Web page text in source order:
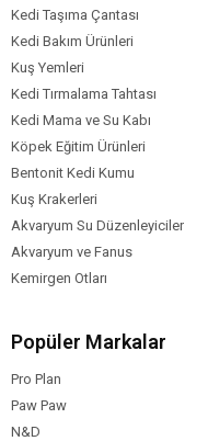
Kedi Taşıma Çantası
Kedi Bakım Ürünleri
Kuş Yemleri
Kedi Tırmalama Tahtası
Kedi Mama ve Su Kabı
Köpek Eğitim Ürünleri
Bentonit Kedi Kumu
Kuş Krakerleri
Akvaryum Su Düzenleyiciler
Akvaryum ve Fanus
Kemirgen Otları
Popüler Markalar
Pro Plan
Paw Paw
N&D